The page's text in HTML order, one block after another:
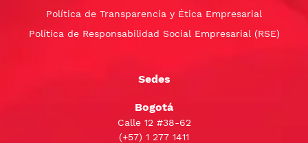
Política de Transparencia y Ética Empresarial
Política de Responsabilidad Social Empresarial (RSE)
Sedes
Bogotá
Calle 12 #38-62
(+57) 1 277 1411